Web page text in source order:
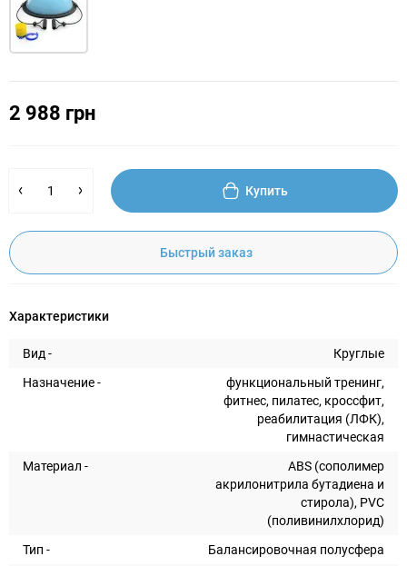
2 988 грн
Купить
Быстрый заказ
Характеристики
Вид -
Круглые
Назначение -
функциональный тренинг,
фитнес, пилатес, кроссфит,
реабилитация (ЛФК),
гимнастическая
Материал -
ABS (сополимер
акрилонитрила бутадиена и
стирола), PVC
(поливинилхлорид)
Тип -
Балансировочная полусфера